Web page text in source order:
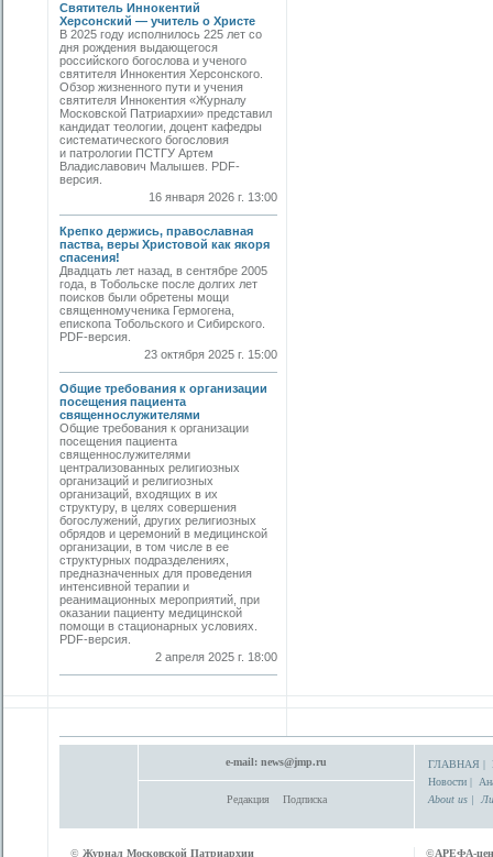
Святитель Иннокентий
Херсонский — учитель о Христе
В 2025 году исполнилось 225 лет со
дня рождения выдающегося
российского богослова и ученого
святителя Иннокентия Херсонского.
Обзор жизненного пути и учения
святителя Иннокентия «Журналу
Московской Патриархии» представил
кандидат теологии, доцент кафедры
систематического богословия
и патрологии ПСТГУ Артем
Владиславович Малышев. PDF-
версия.
16 января 2026 г. 13:00
Крепко держись, православная
паства, веры Христовой как якоря
спасения!
Двадцать лет назад, в сентябре 2005
года, в Тобольске после долгих лет
поисков были обретены мощи
священномученика Гермогена,
епископа Тобольского и Сибирского.
PDF-версия.
23 октября 2025 г. 15:00
Общие требования к организации
посещения пациента
священнослужителями
Общие требования к организации
посещения пациента
священнослужителями
централизованных религиозных
организаций и религиозных
организаций, входящих в их
структуру, в целях совершения
богослужений, других религиозных
обрядов и церемоний в медицинской
организации, в том числе в ее
структурных подразделениях,
предназначенных для проведения
интенсивной терапии и
реанимационных мероприятий, при
оказании пациенту медицинской
помощи в стационарных условиях.
PDF-версия.
2 апреля 2025 г. 18:00
e-mail: news@jmp.ru
Редакция Подписка
ГЛАВНАЯ |
Новости |
About us |
© Журнал Московской Патриархии
©АРЕФА-